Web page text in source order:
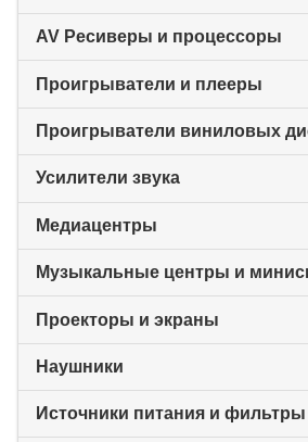
AV Ресиверы и процессоры
Проигрыватели и плееры
Проигрыватели виниловых
Усилители звука
Медиацентры
Музыкальные центры и
Проекторы и экраны
Наушники
Источники питания и фильтры